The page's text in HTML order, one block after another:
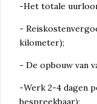
-Het totale uurloon
-
kilometer);
- De opbouw van
-Werk 2-4 dagen
bespreekbaar);